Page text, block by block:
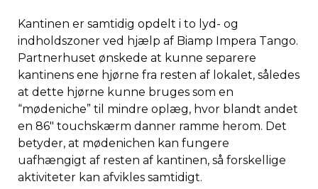
Kantinen er samtidig opdelt i to lyd- og
indholdszoner ved hjælp af Biamp Impera Tango.
Partnerhuset ønskede at kunne separere
kantinens ene hjørne fra resten af lokalet, således
at dette hjørne kunne bruges som en
“mødeniche” til mindre oplæg, hvor blandt andet
en 86″ touchskærm danner ramme herom. Det
betyder, at mødenichen kan fungere
uafhængigt af resten af kantinen, så forskellige
aktiviteter kan afvikles samtidigt.